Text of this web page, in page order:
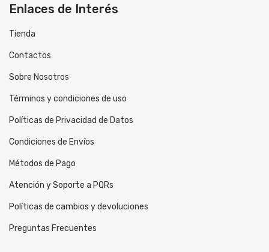
Enlaces de Interés
Tienda
Contactos
Sobre Nosotros
Términos y condiciones de uso
Políticas de Privacidad de Datos
Condiciones de Envíos
Métodos de Pago
Atención y Soporte a PQRs
Políticas de cambios y devoluciones
Preguntas Frecuentes